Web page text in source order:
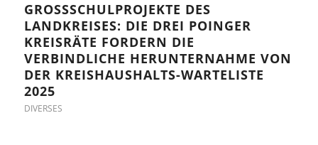
GROSSSCHULPROJEKTE DES L
ANDKREISES: DIE DREI POINGER K
REISRÄTE FORDERN DIE V
ERBINDLICHE HERUNTERNAHME VON D
ER KREISHAUSHALTS-WARTELISTE 2
025
DIVERSES